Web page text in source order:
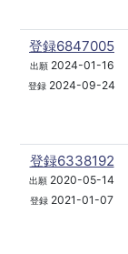
登録6847005
出願2024-01-16
登録 2024-09-24
登録6338192
出願 2020-05-14
登録 2021-01-07